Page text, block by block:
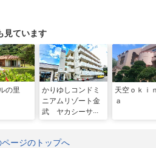
見ています
の里
かりゆしコンドミ
ニアムリゾート金
武 ヤカシーサイ
天空ｏｋｉ
ａ
ページのトップへ